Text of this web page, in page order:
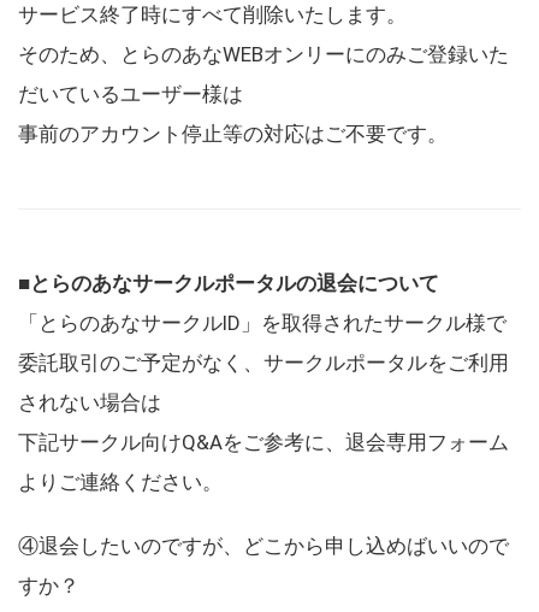
サービス終了時にすべて削除いたします。
そのため、とらのあなWEBオンリーにのみご登録いた
だいているユーザー様は
事前のアカウント停止等の対応はご不要です。
■とらのあなサークルポータルの退会について
「とらのあなサークルID」を取得されたサークル様で
委託取引のご予定がなく、サークルポータルをご利用
されない場合は
下記サークル向けQ&Aをご参考に、退会専用フォーム
よりご連絡ください。
④退会したいのですが、どこから申し込めばいいので
すか？